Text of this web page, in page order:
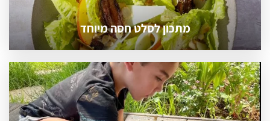
מתכון לסלט חסה מיוחד